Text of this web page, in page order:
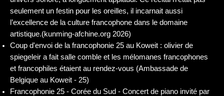
seulement un festin pour les oreilles, il incarnait aussi
l’excellence de la culture francophone dans le domaine
artistique.(kunming-afchine.org 2026)
Coup d'envoi de la francophonie 25 au Koweit : olivier de
spiegeleir a fait salle comble et les mélomanes francophones
et francophiles étaient au rendez-vous (Ambassade de
Belgique au Koweit - 25)
Francophonie 25 - Corée du Sud - Concert de piano invité par